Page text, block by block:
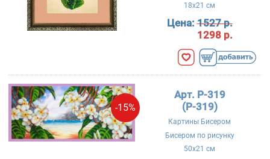
18x21 см
Цена:1527 р.
1298 р.
-15%
Арт. P-319
(Р-319)
Картины Бисером
Бисером по рисунку
50x21 см